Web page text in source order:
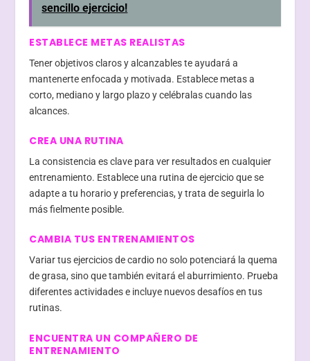
sencillo ejercicio!
ESTABLECE METAS REALISTAS
Tener objetivos claros y alcanzables te ayudará a
mantenerte enfocada y motivada. Establece metas a
corto, mediano y largo plazo y celébralas cuando las
alcances.
CREA UNA RUTINA
La consistencia es clave para ver resultados en cualquier
entrenamiento. Establece una rutina de ejercicio que se
adapte a tu horario y preferencias, y trata de seguirla lo
más fielmente posible.
CAMBIA TUS ENTRENAMIENTOS
Variar tus ejercicios de cardio no solo potenciará la quema
de grasa, sino que también evitará el aburrimiento. Prueba
diferentes actividades e incluye nuevos desafíos en tus
rutinas.
ENCUENTRA UN COMPAÑERO DE
ENTRENAMIENTO